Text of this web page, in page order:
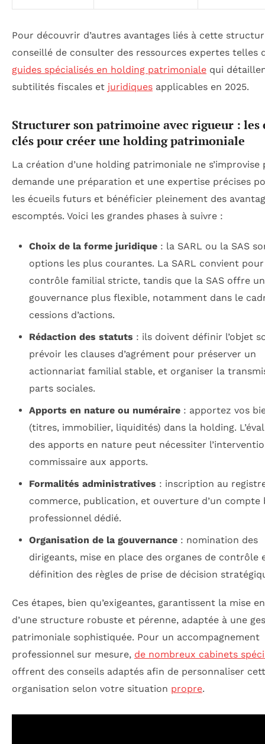
Pour découvrir d’autres avantages liés à cette
conseillé de consulter des ressources expertes telles
guides spécialisés en holding patrimoniale qui
subtilités fiscales et juridiques applicables en 2025.
Structurer son patrimoine avec rigueur : les
clés pour créer une holding patrimoniale
La création d’une holding patrimoniale ne s’improvise
demande une préparation et une expertise précises
les écueils futurs et bénéficier pleinement des
escomptés. Voici les grandes phases à suivre :
Choix de la forme juridique: la SARL ou la SAS
options les plus courantes. La SARL convient
contrôle familial stricte, tandis que la SAS offre
gouvernance plus flexible, notamment dans le
cessions d’actions.
Rédaction des statuts : ils doivent définir l’objet
prévoir les clauses d’agrément pour préserver un
actionnariat familial stable, et organiser la
parts sociales.
Apports en nature ou numéraire: apportez vos
(titres, immobilier, liquidités) dans la holding.
des apports en nature peut nécessiter
commissaire aux apports.
Formalités administratives : inscription au
commerce, publication, et ouverture d’un compte
professionnel dédié.
Organisation de la gouvernance: nomination des
dirigeants, mise en place des organes de contrôle
définition des règles de prise de décision
Ces étapes, bien qu’exigeantes, garantissent la mise
d’une structure robuste et pérenne, adaptée à une
patrimoniale sophistiquée. Pour un accompagnement
professionnel sur mesure, de nombreux cabinets
offrent des conseils adaptés afin de personnaliser
organisation selon votre situation propre.